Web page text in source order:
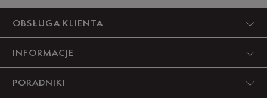
OBSŁUGA KLIENTA
INFORMACJE
PORADNIKI